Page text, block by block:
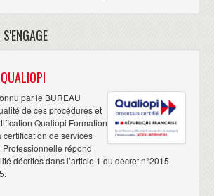
QUALIOPI
par le BUREAU
de ces procédures et
Qualiopi Formation
certification de services
répond
décrites dans l’article 1 du décret n°2015-